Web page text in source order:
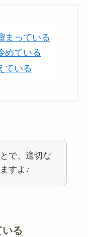
まっている
めている
ている
で、適切な
すよ♪
る